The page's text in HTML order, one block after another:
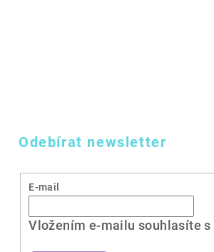
Odebírat newsletter
E-mail
Vložením e-mailu souhlasíte s